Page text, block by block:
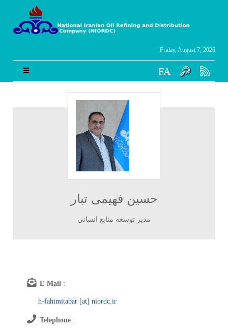
Friday, August 7, 2026
FA
حسین فهیمی تبار
مدير توسعه منابع انساني
E-Mail :
h-fahimitabar [at] niordc.ir
Telephone :